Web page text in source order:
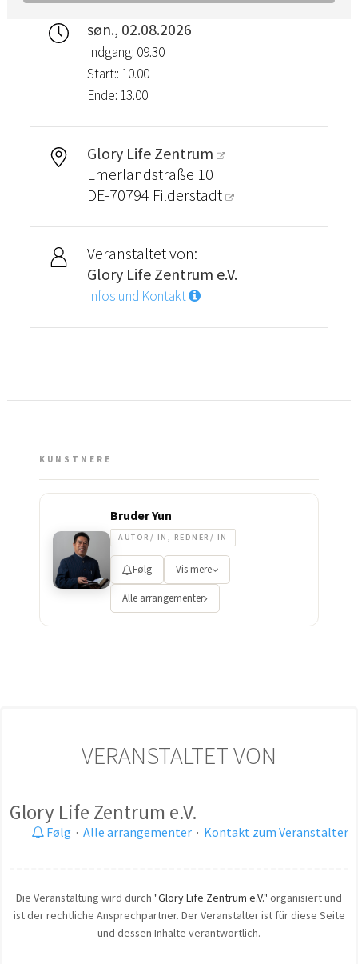
søn., 02.08.2026
Indgang: 09.30
Start:: 10.00
Ende: 13.00
Glory Life Zentrum
Emerlandstraße 10
DE-70794 Filderstadt
Veranstaltet von:
Glory Life Zentrum e.V.
Infos und Kontakt
KUNSTNERE
Bruder Yun
AUTOR/-IN, REDNER/-IN
Følg Vis mere
Alle arrangementer
VERANSTALTET VON
Glory Life Zentrum e.V.
Følg · Alle arrangementer · Kontakt zum Veranstalter
Die Veranstaltung wird durch "Glory Life Zentrum e.V." organisiert und
ist der rechtliche Ansprechpartner. Der Veranstalter ist für diese Seite
und dessen Inhalte verantwortlich.